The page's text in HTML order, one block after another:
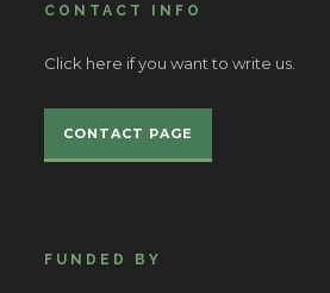
CONTACT INFO
Click here if you want to write us.
CONTACT PAGE
FUNDED BY